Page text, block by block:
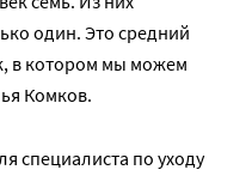
один. Это средний
в котором мы можем
Комков.
специалиста по уходу